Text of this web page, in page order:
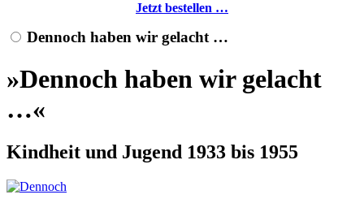
Jetzt bestellen …
Dennoch haben wir gelacht …
»Dennoch haben wir gelacht
…«
Kindheit und Jugend 1933 bis 1955